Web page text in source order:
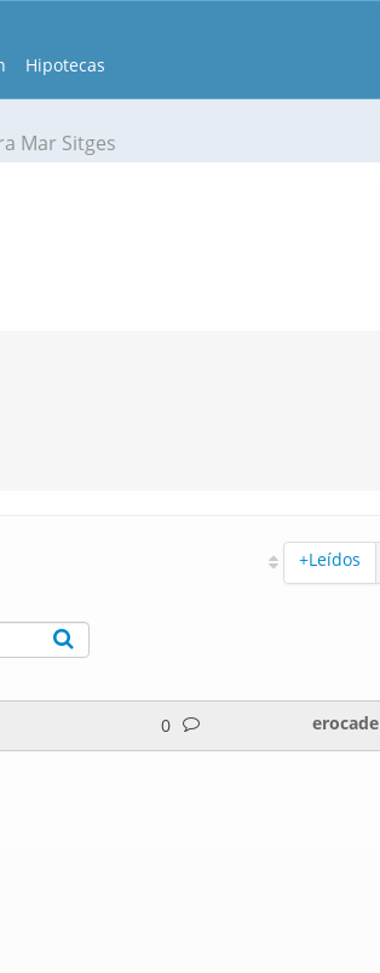
Hipotecas
Mar Sitges
+Leídos
0 erocade